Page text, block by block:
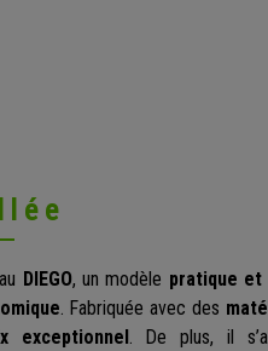
DIEGO, un modèle pratique
. Fabriquée avec des
exceptionnel. De plus, il